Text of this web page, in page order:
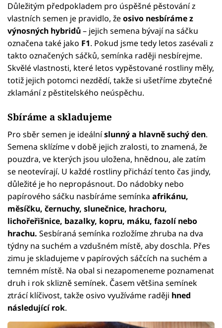
Důležitým předpokladem pro úspěšné pěstování z
vlastních semen je pravidlo, žeosivo nesbíráme z
výnosných hybridů– jejich semena bývají na sáčku
označena také jako F1. Pokud jsme tedy letos zasévali z
takto označených sáčků, semínka raději nesbírejme.
Skvělé vlastnosti, které letos vypěstované rostliny měly,
totiž jejich potomci nezdědí, takže si ušetříme zbytečné
zklamání z pěstitelského neúspěchu.
Sbíráme a skladujeme
Pro sběr semen je ideálníslunný a hlavně suchý den.
Semena sklízíme v době jejich zralosti, to znamená, že
pouzdra, ve kterých jsou uložena, hnědnou, ale zatím
se neotevírají. U každé rostliny přichází tento čas jindy,
důležité je ho nepropásnout. Do nádobky nebo
papírového sáčku nasbíráme semínka afrikánu,
měsíčku, černuchy, slunečnice, hrachoru,
lichořeřišnice, bazalky, kopru, máku, fazolí nebo
hrachu. Sesbíraná semínka rozložíme zhruba na dva
týdny na suchém a vzdušném místě, aby doschla. Přes
zimu je skladujeme v papírových sáčcích na suchém a
temném místě. Na obal si nezapomeneme poznamenat
druh i rok sklizně semínek. Časem většina semínek
ztrácí klíčivost, takže osivo využíváme raději hned
následující rok.